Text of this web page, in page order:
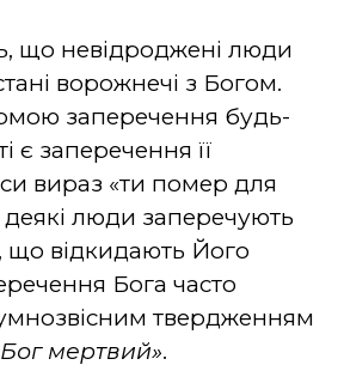
що невідроджені люди
ворожнечі з Богом.
заперечення будь-
є заперечення її
вираз «ти помер для
люди заперечують
що відкидають Його
Бога часто
твердженням
мертвий».